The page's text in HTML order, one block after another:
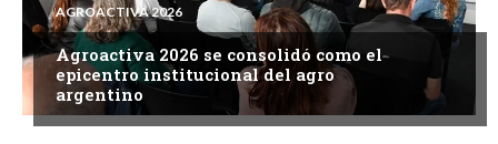
AGROACTIVA 2026
Agroactiva 2026 se consolidó como el
epicentro institucional del agro
argentino